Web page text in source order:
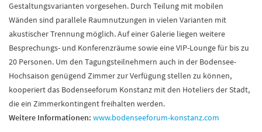
Gestaltungsvarianten vorgesehen. Durch Teilung mit mobilen
Wänden sind parallele Raumnutzungen in vielen Varianten mit
akustischer Trennung möglich. Auf einer Galerie liegen weitere
Besprechungs- und Konferenzräume sowie eine VIP-Lounge für bis zu
20 Personen. Um den Tagungsteilnehmern auch in der Bodensee-
Hochsaison genügend Zimmer zur Verfügung stellen zu können,
kooperiert das Bodenseeforum Konstanz mit den Hoteliers der Stadt,
die ein Zimmerkontingent freihalten werden.
Weitere Informationen: www.bodenseeforum-konstanz.com